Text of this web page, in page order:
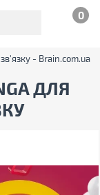
0
- Brain.com.ua
ДЛЯ